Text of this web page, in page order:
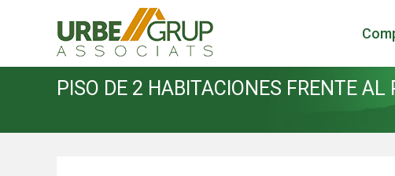
PISO DE 2 HABITACIONES FRENTE AL